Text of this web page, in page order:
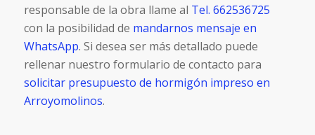
responsable de la obra llame al Tel. 662536725
con la posibilidad de mandarnos mensaje en
WhatsApp. Si desea ser más detallado puede
rellenar nuestro formulario de contacto para
solicitar presupuesto de hormigón impreso en
Arroyomolinos.